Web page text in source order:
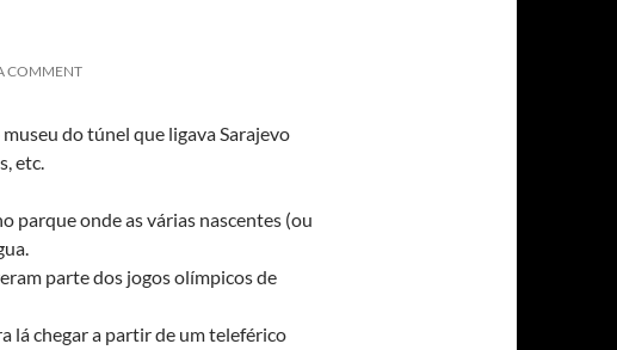
COMMENT
do túnel que ligava Sarajevo
etc.
parque onde as várias nascentes (ou
parte dos jogos olímpicos de
lá chegar a partir de um teleférico